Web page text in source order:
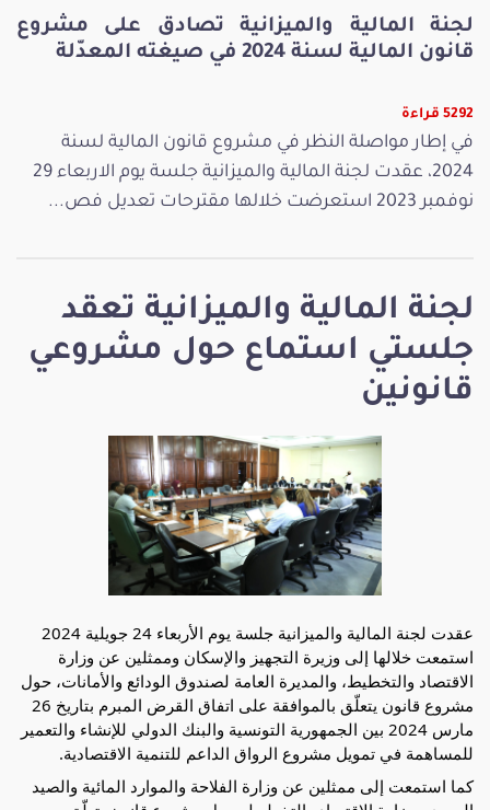
لجنة المالية والميزانية تعقد
جلستي استماع حول مشروعي
قانونين
عقدت لجنة المالية والميزانية جلسة يوم الأربعاء 24 جويلية 2024
استمعت خلالها إلى وزيرة التجهيز والإسكان وممثلين عن وزارة
الاقتصاد والتخطيط، والمديرة العامة لصندوق الودائع والأمانات، حول
مشروع قانون يتعلّق بالموافقة على اتفاق القرض المبرم بتاريخ 26
مارس 2024 بين الجمهورية التونسية والبنك الدولي للإنشاء والتعمير
للمساهمة في تمويل مشروع الرواق الداعم للتنمية الاقتصادية.
كما استمعت إلى ممثلين عن وزارة الفلاحة والموارد المائية والصيد
لجنة المالية والميزانية تصادق على مشروع
قانون المالية لسنة 2024 في صيغته المعدّلة
5292 قراءة
في إطار مواصلة النظر في مشروع قانون المالية لسنة
2024، عقدت لجنة المالية والميزانية جلسة يوم الاربعاء 29
نوفمبر 2023 استعرضت خلالها مقترحات تعديل فص...